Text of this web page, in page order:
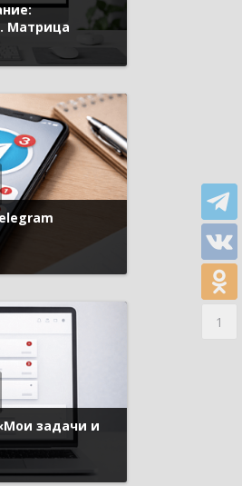
Матрица
задачи и
1